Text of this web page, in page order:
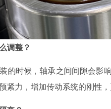
调整？
的时候，轴承之间间隙会影
紧力，增加传动系统的刚性